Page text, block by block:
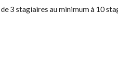
3 stagiaires au minimum à 10